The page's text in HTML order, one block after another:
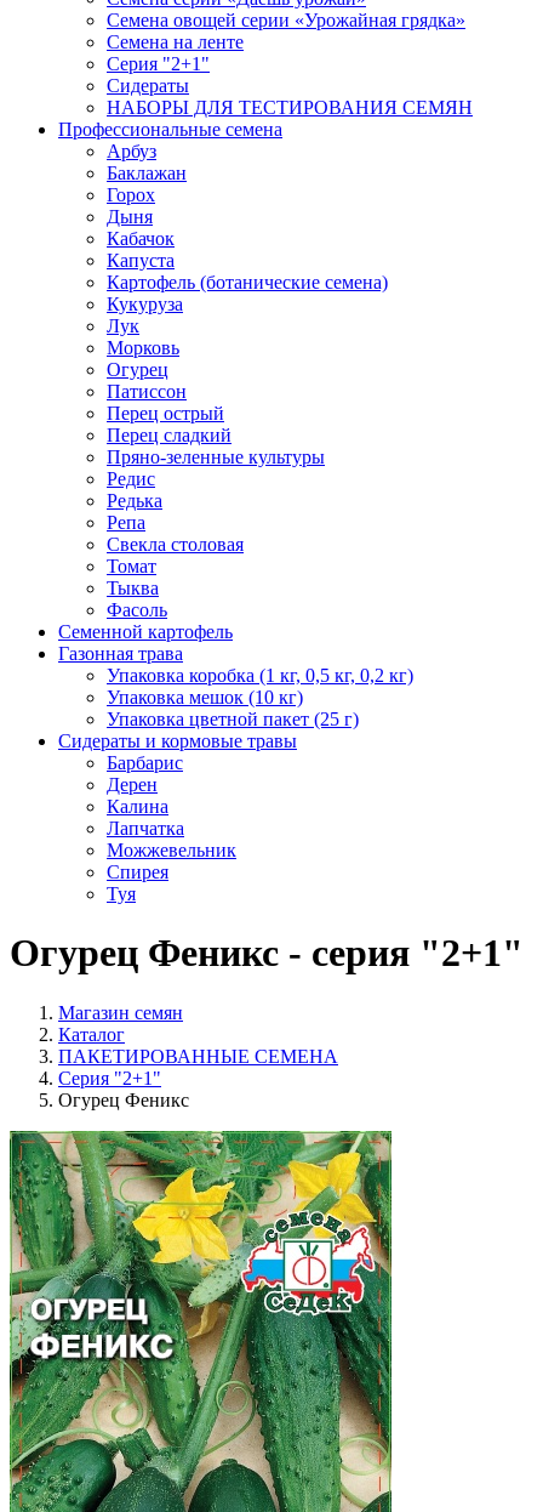
Семена овощей серии «Урожайная грядка»
Семена на ленте
Серия "2+1"
Сидераты
НАБОРЫ ДЛЯ ТЕСТИРОВАНИЯ СЕМЯН
Профессиональные семена
Арбуз
Баклажан
Горох
Дыня
Кабачок
Капуста
Картофель (ботанические семена)
Кукуруза
Лук
Морковь
Огурец
Патиссон
Перец острый
Перец сладкий
Пряно-зеленные культуры
Редис
Редька
Репа
Свекла столовая
Томат
Тыква
Фасоль
Семенной картофель
Газонная трава
Упаковка коробка (1 кг, 0,5 кг, 0,2 кг)
Упаковка мешок (10 кг)
Упаковка цветной пакет (25 г)
Сидераты и кормовые травы
Барбарис
Дерен
Калина
Лапчатка
Можжевельник
Спирея
Туя
Огурец Феникс - серия "2+1"
Магазин семян
Каталог
ПАКЕТИРОВАННЫЕ СЕМЕНА
Серия "2+1"
Огурец Феникс